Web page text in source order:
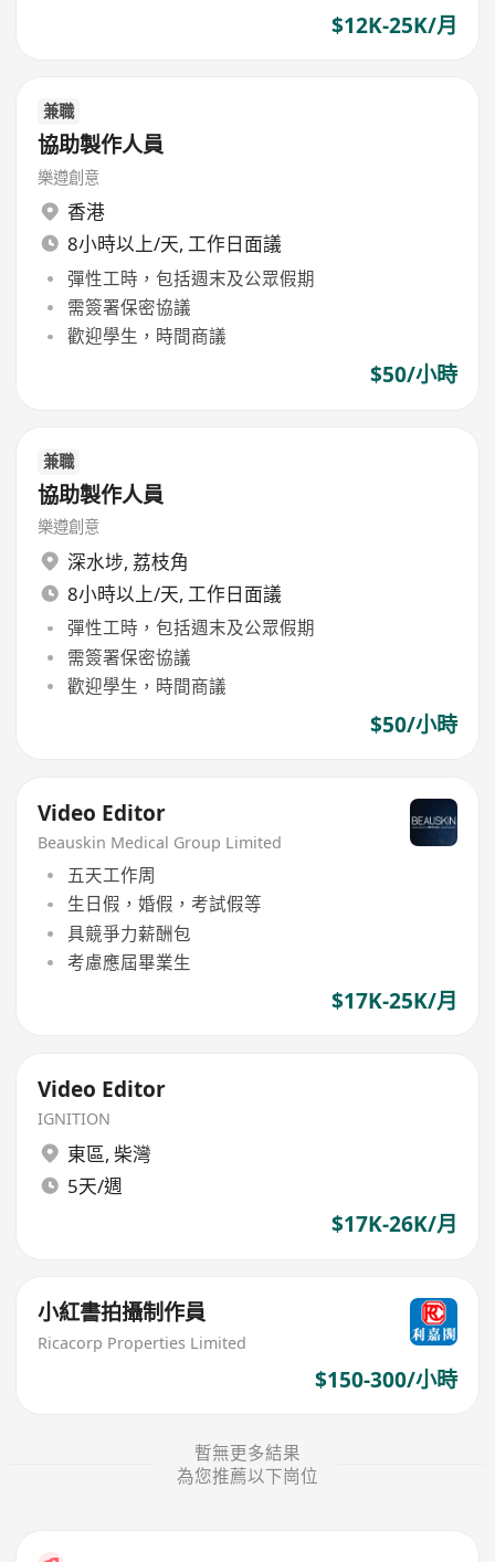
$12K-25K/月
兼職
協助製作人員
樂遵創意
香港
8小時以上/天, 工作日面議
彈性工時，包括週末及公眾假期
需簽署保密協議
歡迎學生，時間商議
$50/小時
兼職
協助製作人員
樂遵創意
深水埗, 荔枝角
8小時以上/天, 工作日面議
彈性工時，包括週末及公眾假期
需簽署保密協議
歡迎學生，時間商議
$50/小時
Video Editor
Beauskin Medical Group Limited
五天工作周
生日假，婚假，考試假等
具競爭力薪酬包
考慮應屆畢業生
$17K-25K/月
Video Editor
IGNITION
東區, 柴灣
5天/週
$17K-26K/月
小紅書拍攝制作員
Ricacorp Properties Limited
$150-300/小時
暫無更多結果
為您推薦以下崗位